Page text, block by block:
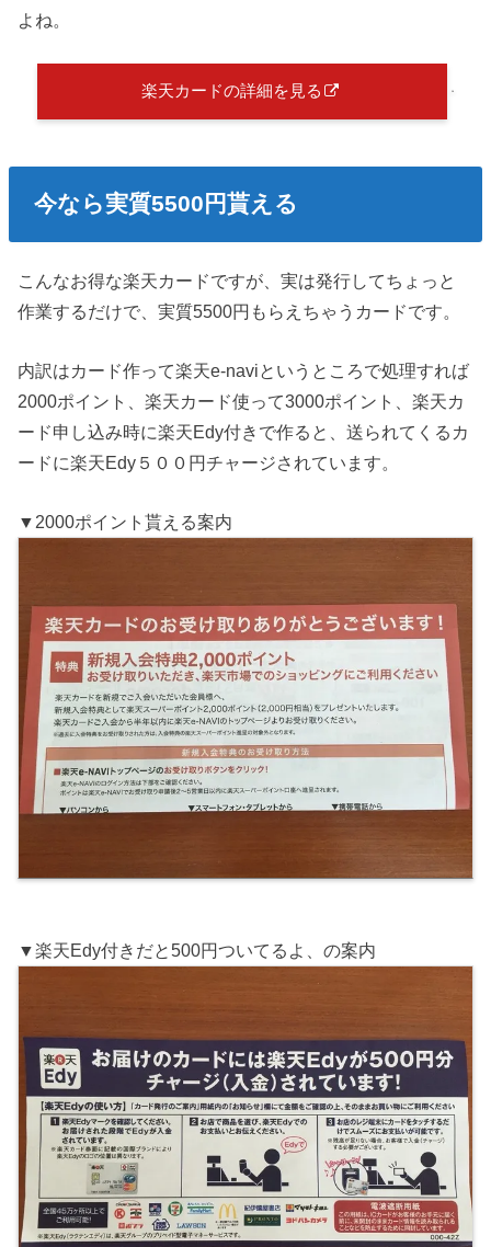
よね。
楽天カードの詳細を見る
今なら実質5500円貰える
こんなお得な楽天カードですが、実は発行してちょっと
作業するだけで、実質5500円もらえちゃうカードです。
内訳はカード作って楽天e-naviというところで処理すれば
2000ポイント、楽天カード使って3000ポイント、楽天カ
ード申し込み時に楽天Edy付きで作ると、送られてくるカ
ードに楽天Edy５００円チャージされています。
▼2000ポイント貰える案内
▼楽天Edy付きだと500円ついてるよ、の案内